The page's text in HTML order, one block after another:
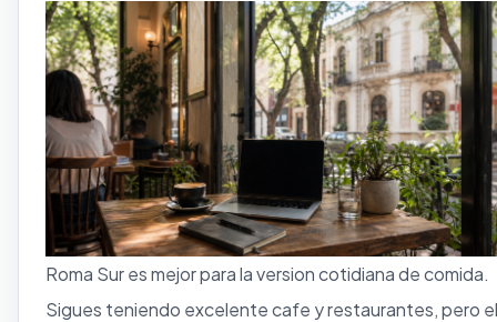
Roma Sur es mejor para la version cotidiana de comida.
Sigues teniendo excelente cafe y restaurantes, pero el